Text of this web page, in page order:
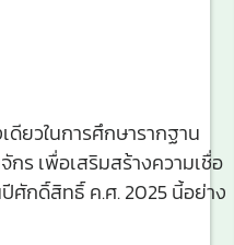
ยวในการศึกษารากฐาน
ร เพื่อเสริมสร้างความเชื่อ
ปีศักดิ์สิทธิ์ ค.ศ. 2025 นี้อย่าง